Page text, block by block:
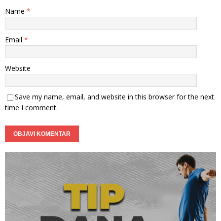
Name *
Email *
Website
Save my name, email, and website in this browser for the next
time I comment.